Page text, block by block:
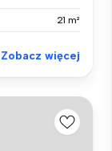
21 m²
Zobacz więcej